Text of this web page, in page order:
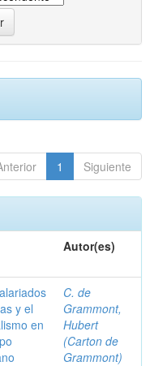
1 Siguiente
Autor(es)
y el
en
C. de
Grammont,
Hubert
(Carton de
Grammont)